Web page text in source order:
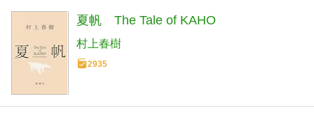
夏帆 The Tale of KAHO
村上春樹
2935